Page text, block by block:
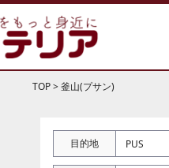
TOP>釜山(プサン)
目的地